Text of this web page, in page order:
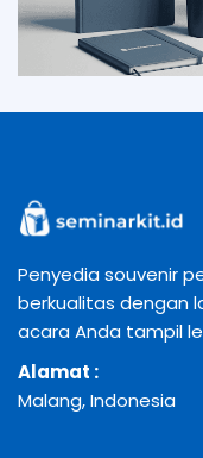
Penyedia souvenir
berkualitas dengan
acara Anda tampil
Alamat :
Malang, Indonesia